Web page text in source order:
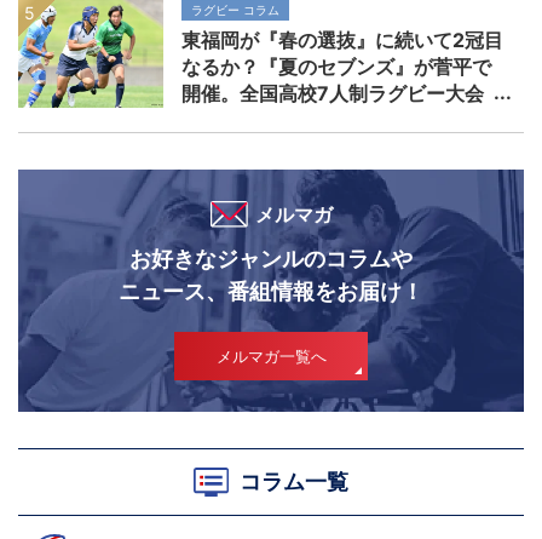
ラグビー コラム
東福岡が『春の選抜』に続いて2冠目
なるか？『夏のセブンズ』が菅平で
開催。全国高校7人制ラグビー大会
メルマガ
お好きなジャンルのコラムや
ニュース、番組情報をお届け！
メルマガ一覧へ
コラム一覧